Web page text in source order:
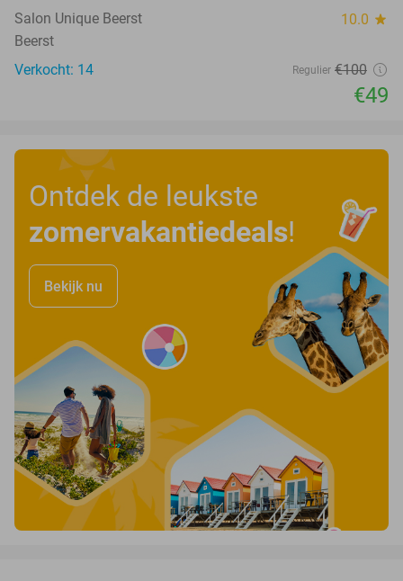
Salon Unique Beerst 10.0 star
Beerst
Verkocht: 14
Regulier €100
€49
Ontdek de leukste
zomervakantiedeals!
Bekijk nu